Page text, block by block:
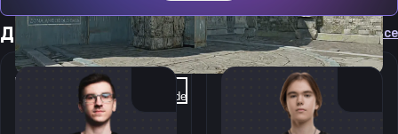
Previous slide Next slide
Другие прицелы Cмотреть все